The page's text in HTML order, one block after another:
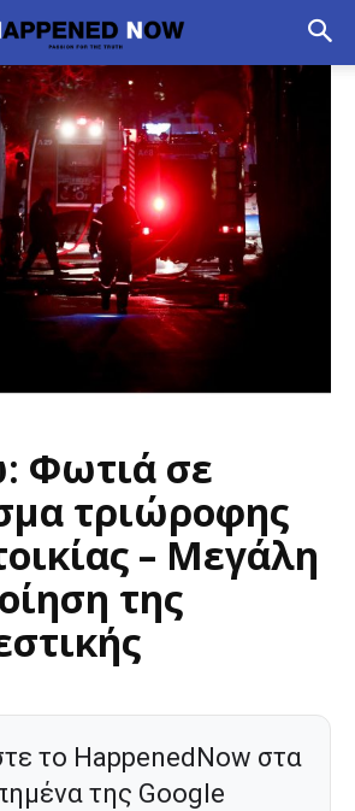
Φωτιά σε
τριώροφης
– Μεγάλη
της
το HappenedNow στα
της Google